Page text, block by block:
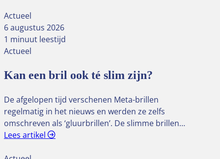
Actueel
6 augustus 2026
1 minuut leestijd
Actueel
Kan een bril ook té slim zijn?
De afgelopen tijd verschenen Meta-brillen
regelmatig in het nieuws en werden ze zelfs
omschreven als ‘gluurbrillen’. De slimme brillen…
Lees artikel